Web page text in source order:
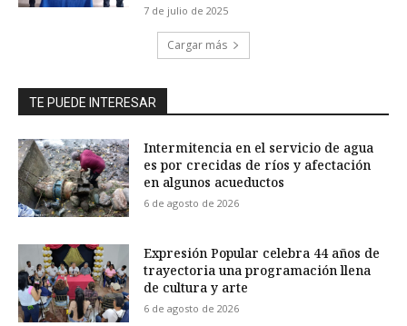
7 de julio de 2025
Cargar más
TE PUEDE INTERESAR
Intermitencia en el servicio de agua
es por crecidas de ríos y afectación
en algunos acueductos
6 de agosto de 2026
Expresión Popular celebra 44 años de
trayectoria una programación llena
de cultura y arte
6 de agosto de 2026